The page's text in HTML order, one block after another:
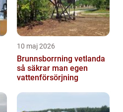
10 maj 2026
Brunnsborrning vetlanda
så säkrar man egen
vattenförsörjning